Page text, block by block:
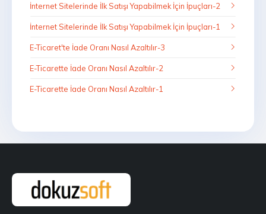
İnternet Sitelerinde İlk Satışı Yapabilmek İçin İpuçları-2
İnternet Sitelerinde İlk Satışı Yapabilmek İçin İpuçları-1
E-Ticaret'te İade Oranı Nasıl Azaltılır-3
E-Ticarette İade Oranı Nasıl Azaltılır-2
E-Ticarette İade Oranı Nasıl Azaltılır-1